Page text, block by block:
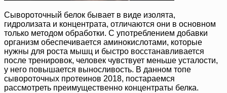
Сывороточный белок бывает в виде изолята,
гидролизата и концентрата, отличаются они в основном
только методом обработки. С употреблением добавки
организм обеспечивается аминокислотами, которые
нужны для роста мышц и быстро восстанавливается
после тренировок, человек чувствует меньше усталости,
у него повышается выносливость. В данном топе
сывороточных протеинов 2018, постараемся
рассмотреть преимущественно концентраты белка.